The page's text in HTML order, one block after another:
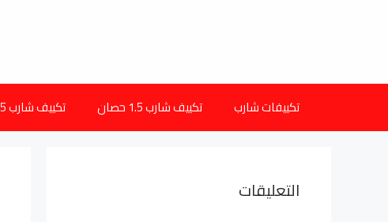
تكييفات شارب تكييف شارب 1.5 حصان تكييف شارب 2.25 حصان
التعليقات